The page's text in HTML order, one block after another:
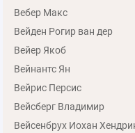
Вебер Макс
Вейден Рогир ван дер
Вейер Якоб
Вейнантс Ян
Вейрис Персис
Вейсберг Владимир
Вейсенбрух Иохан